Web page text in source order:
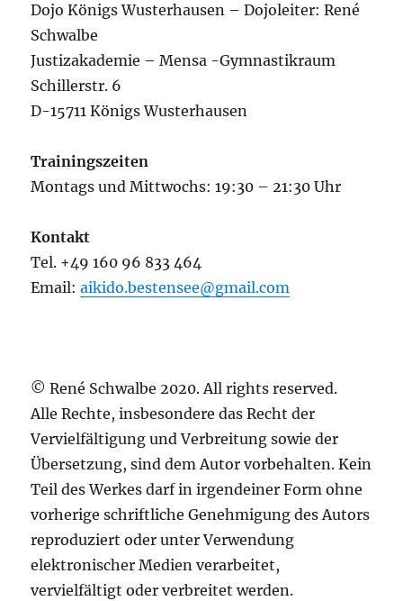
Dojo Königs Wusterhausen – Dojoleiter: René
Schwalbe
Justizakademie – Mensa -Gymnastikraum
Schillerstr. 6
D-15711 Königs Wusterhausen
Trainingszeiten
Montags und Mittwochs: 19:30 – 21:30 Uhr
Kontakt
Tel. +49 160 96 833 464
Email:aikido.bestensee@gmail.com
© René Schwalbe 2020. All rights reserved.
Alle Rechte, insbesondere das Recht der
Vervielfältigung und Verbreitung sowie der
Übersetzung, sind dem Autor vorbehalten. Kein
Teil des Werkes darf in irgendeiner Form ohne
vorherige schriftliche Genehmigung des Autors
reproduziert oder unter Verwendung
elektronischer Medien verarbeitet,
vervielfältigt oder verbreitet werden.